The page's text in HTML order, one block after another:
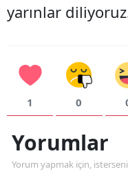
yarınlar
1 0
Yorumlar
Yorum yapmak için,